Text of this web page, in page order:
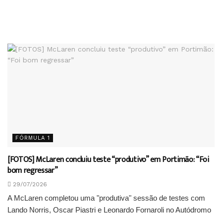
FÓRMULA 1
[FOTOS] McLaren concluiu teste “produtivo” em Portimão: “Foi
bom regressar”
29/07/2026
A McLaren completou uma "produtiva" sessão de testes com
Lando Norris, Oscar Piastri e Leonardo Fornaroli no Autódromo